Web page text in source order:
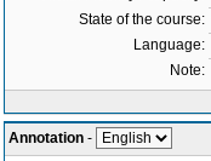
State of the course:
Language:
Note:
Annotation -